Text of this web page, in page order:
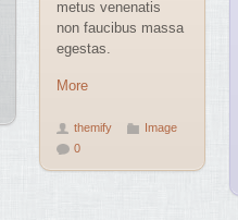
metus venenatis
non faucibus massa
egestas.
More
themify
Image
0